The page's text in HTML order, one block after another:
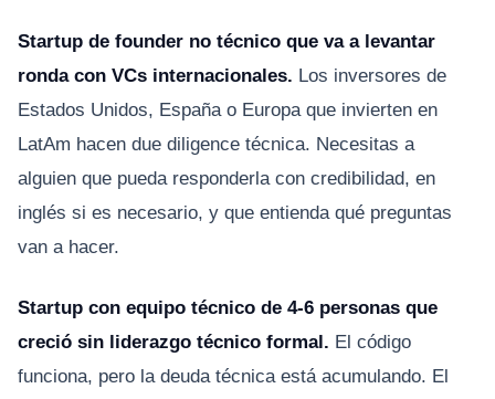
Startup de founder no técnico que va a levantar
ronda con VCs internacionales. Los inversores de
Estados Unidos, España o Europa que invierten en
LatAm hacen due diligence técnica. Necesitas a
alguien que pueda responderla con credibilidad, en
inglés si es necesario, y que entienda qué preguntas
van a hacer.
Startup con equipo técnico de 4-6 personas que
creció sin liderazgo técnico formal. El código
funciona, pero la deuda técnica está acumulando. El